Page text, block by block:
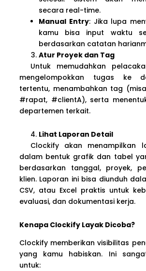
secara real-time.
Manual Entry: Jika lupa
kamu bisa input waktu
berdasarkan catatan
Atur Proyek dan Tag
Untuk memudahkan
mengelompokkan tugas ke
tertentu, menambahkan tag
#rapat, #clientA), serta
departemen terkait.
Lihat Laporan Detail
Clockify akan menampilkan
dalam bentuk grafik dan tabel
berdasarkan tanggal, proyek,
klien. Laporan ini bisa diunduh
CSV, atau Excel praktis untuk
evaluasi, dan dokumentasi kerja.
Kenapa Clockify Layak Dicoba?
Clockify memberikan visibilitas
yang kamu habiskan. Ini
untuk: